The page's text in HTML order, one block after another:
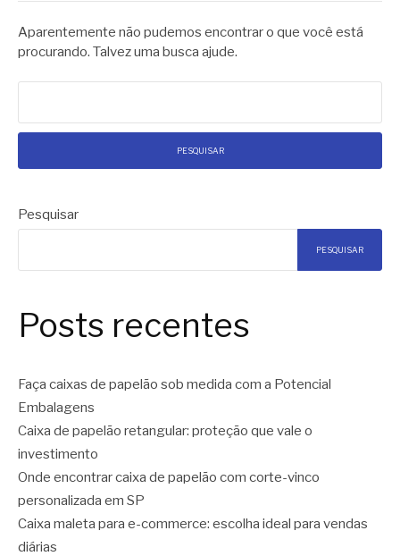
Aparentemente não pudemos encontrar o que você está
procurando. Talvez uma busca ajude.
Pesquisar
PESQUISAR
Posts recentes
Faça caixas de papelão sob medida com a Potencial
Embalagens
Caixa de papelão retangular: proteção que vale o
investimento
Onde encontrar caixa de papelão com corte-vinco
personalizada em SP
Caixa maleta para e-commerce: escolha ideal para vendas
diárias